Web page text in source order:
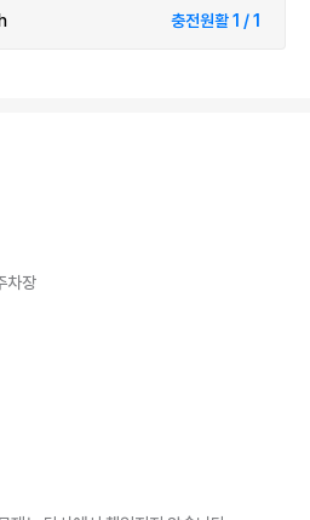
충전원활 1 / 1
차장